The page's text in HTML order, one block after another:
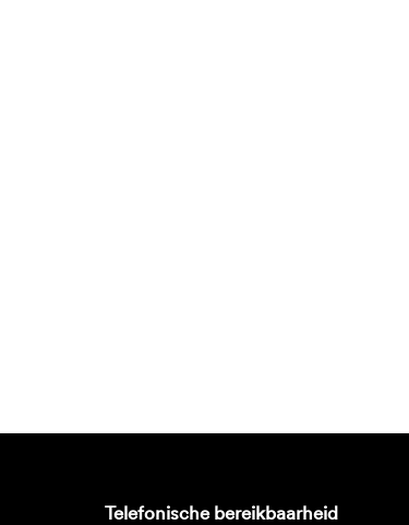
Telefonische bereikbaarheid